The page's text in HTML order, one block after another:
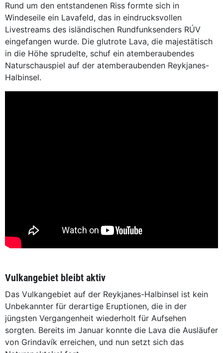
Rund um den entstandenen Riss formte sich in
Windeseile ein Lavafeld, das in eindrucksvollen
Livestreams des isländischen Rundfunksenders RÚV
eingefangen wurde. Die glutrote Lava, die majestätisch
in die Höhe sprudelte, schuf ein atemberaubendes
Naturschauspiel auf der atemberaubenden Reykjanes-
Halbinsel.
Vulkangebiet bleibt aktiv
Das Vulkangebiet auf der Reykjanes-Halbinsel ist kein
Unbekannter für derartige Eruptionen, die in der
jüngsten Vergangenheit wiederholt für Aufsehen
sorgten. Bereits im Januar konnte die Lava die Ausläufer
von Grindavík erreichen, und nun setzt sich das